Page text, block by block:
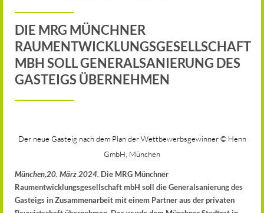
DIE MRG MÜNCHNER
RAUMENTWICKLUNGSGESELLSCHAFT
MBH SOLL GENERALSANIERUNG DES
GASTEIGS ÜBERNEHMEN
Der neue Gasteig nach dem Plan der Wettbewerbsgewinner © Henn
GmbH, München
München,20. März 2024. Die MRG Münchner
Raumentwicklungsgesellschaft mbH soll die Generalsanierung des
Gasteigs in Zusammenarbeit mit einem Partner aus der privaten